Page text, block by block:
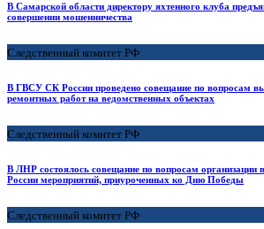
В Самарской области директору яхтенного клуба
совершении мошенничества
Следственный комитет РФ
В ГВСУ СК России проведено совещание по вопросам
ремонтных работ на ведомственных объектах
Следственный комитет РФ
В ЛНР состоялось совещание по вопросам организации
России мероприятий, приуроченных ко Дню Победы
Следственный комитет РФ